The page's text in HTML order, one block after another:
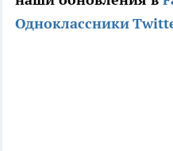
Одноклассники